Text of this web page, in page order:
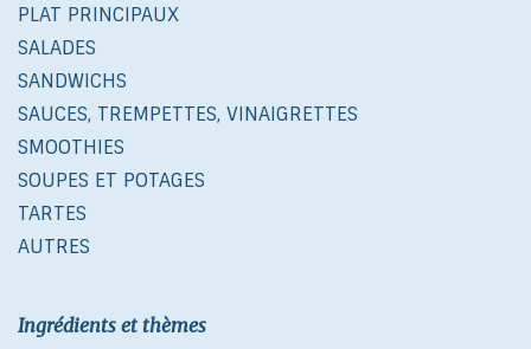
PLAT PRINCIPAUX
SALADES
SANDWICHS
SAUCES, TREMPETTES, VINAIGRETTES
SMOOTHIES
SOUPES ET POTAGES
TARTES
AUTRES
Ingrédients et thèmes